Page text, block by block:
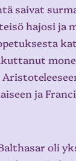
saivat
hajosi ja
ja
oli